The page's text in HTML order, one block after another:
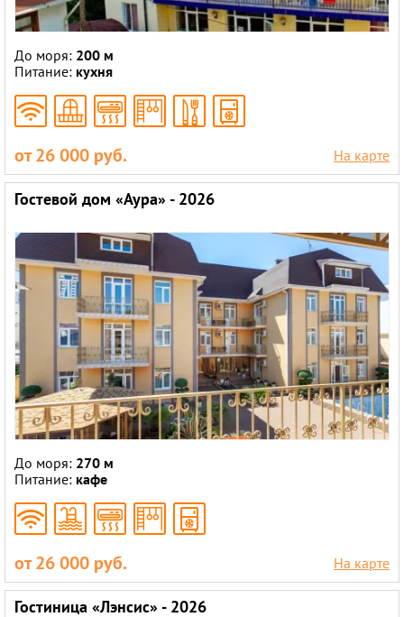
До моря: 200 м
Питание: кухня
от 26 000 руб. На карте
Гостевой дом «Аура» - 2026
До моря: 270 м
Питание: кафе
от 26 000 руб. На карте
Гостиница «Лэнсис» - 2026